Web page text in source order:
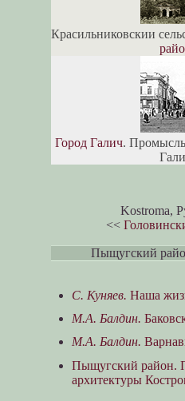
Красильниковскии
Город Галич.
Kostroma,
<<
Пыщугский
С. Куняев. Наша
М.А. Балдин.
М.А. Балдин.
Пыщугский район.
архитектуры